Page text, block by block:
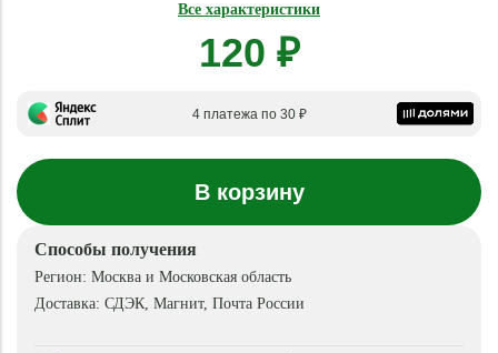
Все характеристики
120 ₽
4 платежа по 30 ₽
В корзину
Способы получения
Регион: Москва и Московская область
Доставка: СДЭК, Магнит, Почта России